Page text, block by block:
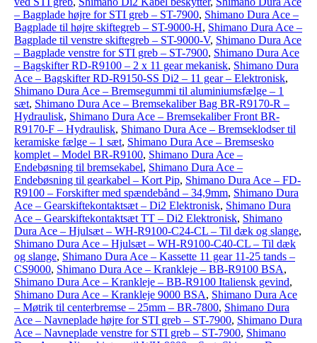
– Bagplade højre for STI greb – ST-7900, Shimano Dura Ace –
Bagplade til højre skiftegreb – ST-9000-H, Shimano Dura Ace –
Bagplade til venstre skiftegreb – ST-9000-V, Shimano Dura Ace
– Bagplade venstre for STI greb – ST-7900, Shimano Dura Ace
– Bagskifter RD-R9100 – 2 x 11 gear mekanisk, Shimano Dura
Ace – Bagskifter RD-R9150-SS Di2 – 11 gear – Elektronisk,
Shimano Dura Ace – Bremsegummi til aluminiumsfælge – 1
sæt, Shimano Dura Ace – Bremsekaliber Bag BR-R9170-R –
Hydraulisk, Shimano Dura Ace – Bremsekaliber Front BR-
R9170-F – Hydraulisk, Shimano Dura Ace – Bremseklodser til
keramiske fælge – 1 sæt, Shimano Dura Ace – Bremsesko
komplet – Model BR-R9100, Shimano Dura Ace –
Endebøsning til bremsekabel, Shimano Dura Ace –
Endebøsning til gearkabel – Kort Pip, Shimano Dura Ace – FD-
R9100 – Forskifter med spændebånd – 34,9mm, Shimano Dura
Ace – Gearskiftekontaktsæt – Di2 Elektronisk, Shimano Dura
Ace – Gearskiftekontaktsæt TT – Di2 Elektronisk, Shimano
Dura Ace – Hjulsæt – WH-R9100-C24-CL – Til dæk og slange,
Shimano Dura Ace – Hjulsæt – WH-R9100-C40-CL – Til dæk
og slange, Shimano Dura Ace – Kassette 11 gear 11-25 tands –
CS9000, Shimano Dura Ace – Krankleje – BB-R9100 BSA,
Shimano Dura Ace – Krankleje – BB-R9100 Italiensk gevind,
Shimano Dura Ace – Krankleje 9000 BSA, Shimano Dura Ace
– Møtrik til centerbremse – 25mm – BR-7800, Shimano Dura
Ace – Navneplade højre for STI greb – ST-7900, Shimano Dura
Ace – Navneplade venstre for STI greb – ST-7900, Shimano